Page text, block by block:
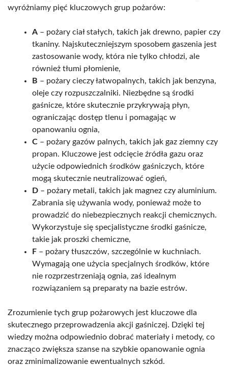
wyróżniamy pięć kluczowych grup pożarów:
A – pożary ciał stałych, takich jak drewno, papier czy
tkaniny. Najskuteczniejszym sposobem gaszenia jest
zastosowanie wody, która nie tylko chłodzi, ale
również tłumi płomienie,
B – pożary cieczy łatwopalnych, takich jak benzyna,
oleje czy rozpuszczalniki. Niezbędne są środki
gaśnicze, które skutecznie przykrywają płyn,
ograniczając dostęp tlenu i pomagając w
opanowaniu ognia,
C – pożary gazów palnych, takich jak gaz ziemny czy
propan. Kluczowe jest odcięcie źródła gazu oraz
użycie odpowiednich środków gaśniczych, które
mogą skutecznie neutralizować ogień,
D – pożary metali, takich jak magnez czy aluminium.
Zabrania się używania wody, ponieważ może to
prowadzić do niebezpiecznych reakcji chemicznych.
Wykorzystuje się specjalistyczne środki gaśnicze,
takie jak proszki chemiczne,
F – pożary tłuszczów, szczególnie w kuchniach.
Wymagają one użycia specjalnych środków, które
nie rozprzestrzeniają ognia, zaś idealnym
rozwiązaniem są preparaty na bazie estrów.
Zrozumienie tych grup pożarowych jest kluczowe dla
skutecznego przeprowadzenia akcji gaśniczej. Dzięki tej
wiedzy można odpowiednio dobrać materiały i metody, co
znacząco zwiększa szanse na szybkie opanowanie ognia
oraz zminimalizowanie ewentualnych szkód.